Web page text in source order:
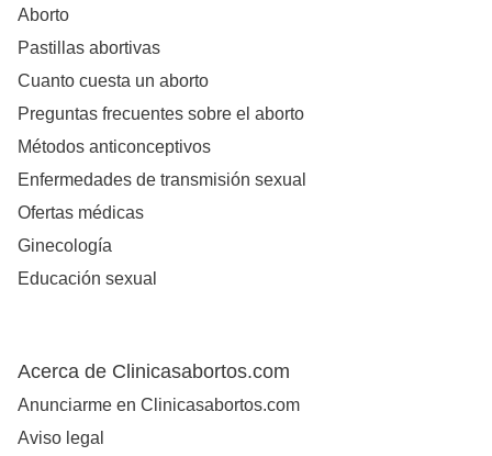
Aborto
Pastillas abortivas
Cuanto cuesta un aborto
Preguntas frecuentes sobre el aborto
Métodos anticonceptivos
Enfermedades de transmisión sexual
Ofertas médicas
Ginecología
Educación sexual
Acerca de Clinicasabortos.com
Anunciarme en Clinicasabortos.com
Aviso legal